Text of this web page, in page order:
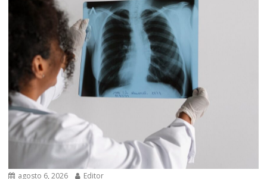
agosto 6, 2026 Editor